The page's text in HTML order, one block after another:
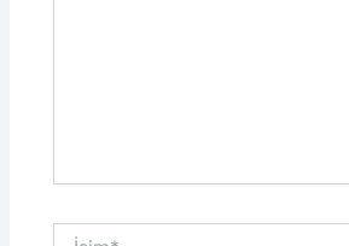
İsim*